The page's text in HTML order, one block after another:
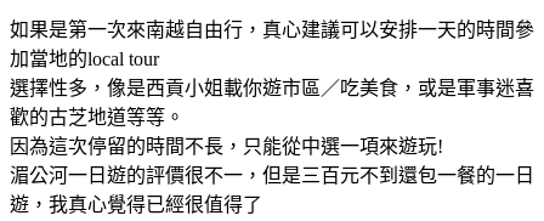
如果是第一次來南越自由行，真心建議可以安排一天的時間參
加當地的local tour
選擇性多，像是西貢小姐載你遊市區／吃美食，或是軍事迷喜
歡的古芝地道等等。
因為這次停留的時間不長，只能從中選一項來遊玩!
湄公河一日遊的評價很不一，但是三百元不到還包一餐的一日
遊，我真心覺得已經很值得了